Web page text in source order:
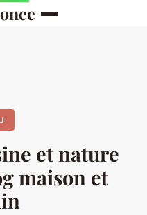
et nature
maison et